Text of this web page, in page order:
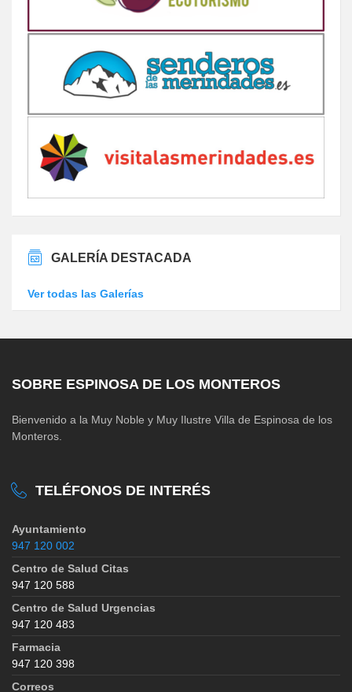
GALERÍA DESTACADA
Ver todas las Galerías
SOBRE ESPINOSA DE LOS MONTEROS
Bienvenido a la Muy Noble y Muy Ilustre Villa de Espinosa de los
Monteros.
TELÉFONOS DE INTERÉS
Ayuntamiento
947 120 002
Centro de Salud Citas
947 120 588
Centro de Salud Urgencias
947 120 483
Farmacia
947 120 398
Correos